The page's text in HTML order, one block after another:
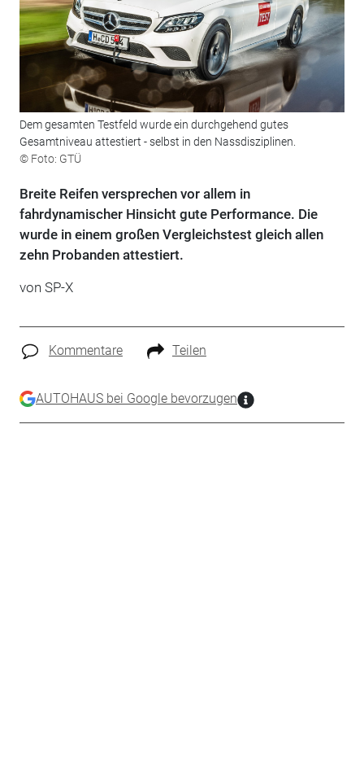
Dem gesamten Testfeld wurde ein durchgehend gutes
Gesamtniveau attestiert - selbst in den Nassdisziplinen.
© Foto: GTÜ
Breite Reifen versprechen vor allem in
fahrdynamischer Hinsicht gute Performance. Die
wurde in einem großen Vergleichstest gleich allen
zehn Probanden attestiert.
von SP-X
Kommentare Teilen
AUTOHAUS bei Google bevorzugen